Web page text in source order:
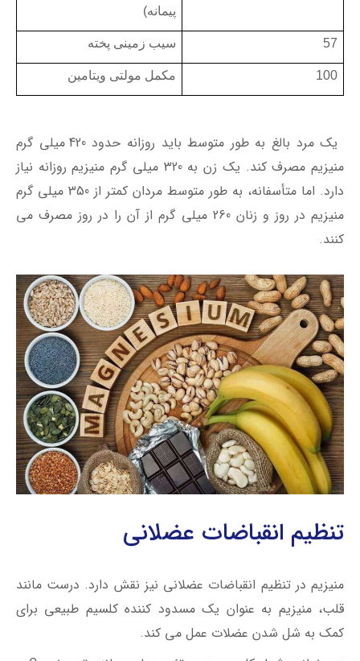
پیمانه)
57 سیب زمینی پخته
100 مکمل مولتی ویتامین
یک مرد بالغ به طور متوسط باید روزانه حدود 420 میلی گرم
منیزیم مصرف کند. یک زن به 320 میلی گرم منيزيم روزانه نیاز
دارد. اما متأسفانه، به طور متوسط مردان کمتر از 350 میلی گرم
منیزیم در روز و زنان 260 میلی گرم از آن را در روز مصرف می
کنند.
تنظیم انقباضات عضلانی
منیزیم در تنظیم انقباضات عضلانی نيز نقش دارد. درست مانند
قلب، منیزیم به عنوان یک مسدود کننده کلسیم طبیعی برای
کمک به شل شدن عضلات عمل می کند.